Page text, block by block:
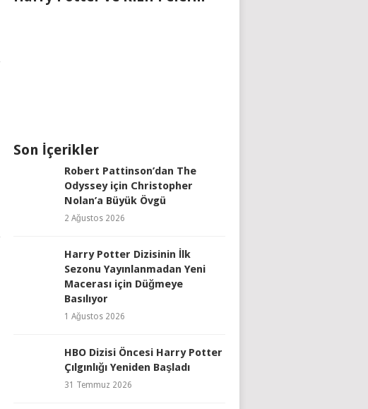
Son İçerikler
Robert Pattinson’dan The
Odyssey için Christopher
Nolan’a Büyük Övgü
2 Ağustos 2026
Harry Potter Dizisinin İlk
Sezonu Yayınlanmadan Yeni
Macerası için Düğmeye
Basılıyor
1 Ağustos 2026
HBO Dizisi Öncesi Harry Potter
Çılgınlığı Yeniden Başladı
31 Temmuz 2026